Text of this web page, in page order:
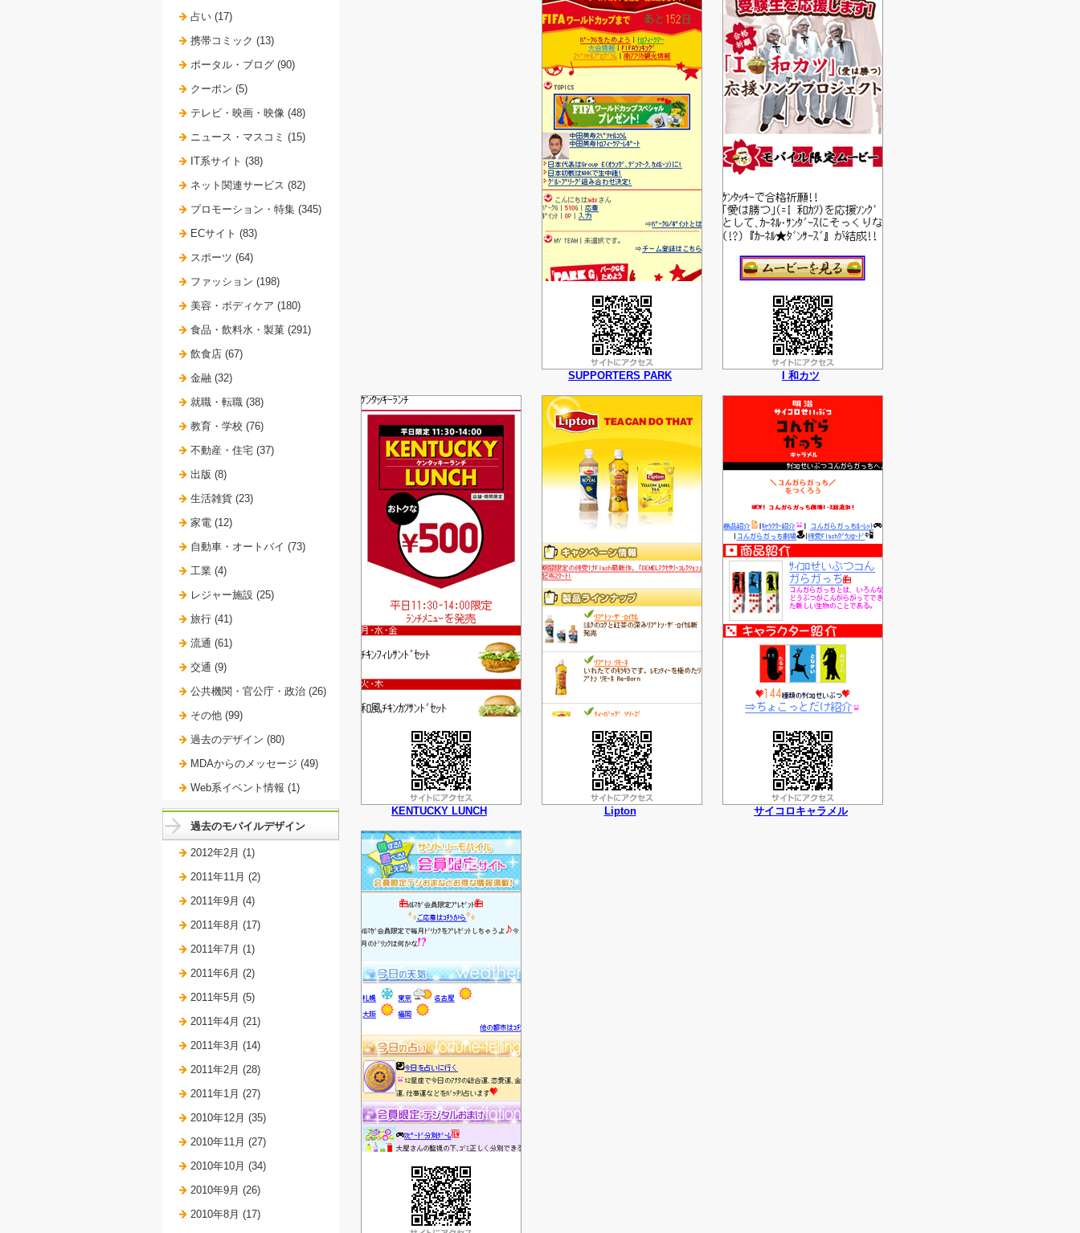
SUPPORTERS PARK I 和カツ
KENTUCKY LUNCH Lipton サイコロキャラメル
占い (17)
携帯コミック (13)
ポータル・ブログ (90)
クーポン (5)
テレビ・映画・映像 (48)
ニュース・マスコミ (15)
IT系サイト (38)
ネット関連サービス (82)
プロモーション・特集 (345)
ECサイト (83)
スポーツ (64)
ファッション (198)
美容・ボディケア (180)
食品・飲料水・製菓 (291)
飲食店 (67)
金融 (32)
就職・転職 (38)
教育・学校 (76)
不動産・住宅 (37)
出版 (8)
生活雑貨 (23)
家電 (12)
自動車・オートバイ (73)
工業 (4)
レジャー施設 (25)
旅行 (41)
流通 (61)
交通 (9)
公共機関・官公庁・政治 (26)
その他 (99)
過去のデザイン (80)
MDAからのメッセージ (49)
Web系イベント情報 (1)
過去のモバイルデザイン
2012年2月 (1)
2011年11月 (2)
2011年9月 (4)
2011年8月 (17)
2011年7月 (1)
2011年6月 (2)
2011年5月 (5)
2011年4月 (21)
2011年3月 (14)
2011年2月 (28)
2011年1月 (27)
2010年12月 (35)
2010年11月 (27)
2010年10月 (34)
2010年9月 (26)
2010年8月 (17)